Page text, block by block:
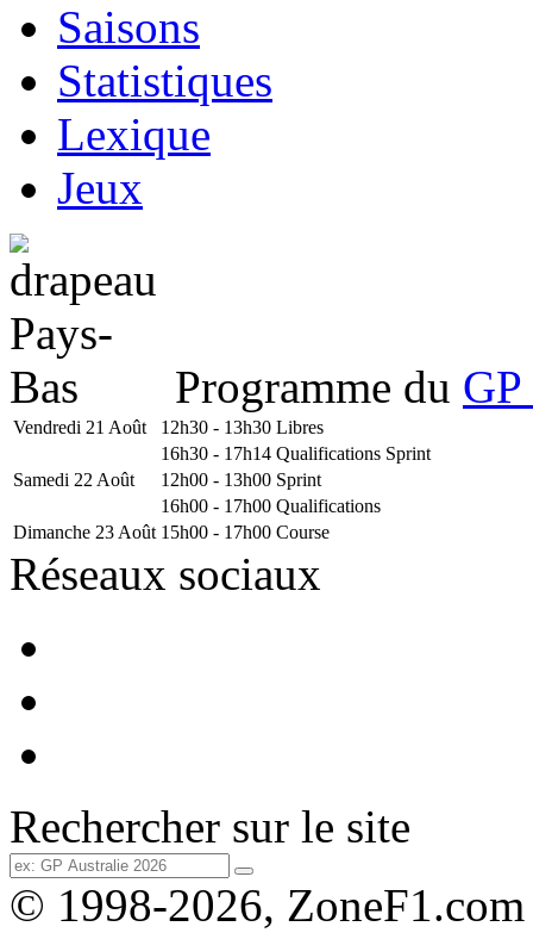
Saisons
Statistiques
Lexique
Jeux
Programme du
Vendredi 21 Août 12h30 - 13h30 Libres
16h30 - 17h14 Qualifications Sprint
Samedi 22 Août
12h00 - 13h00 Sprint
16h00 - 17h00 Qualifications
Dimanche 23 Août 15h00 - 17h00 Course
Réseaux sociaux
Rechercher sur le site
© 1998-2026, ZoneF1.com